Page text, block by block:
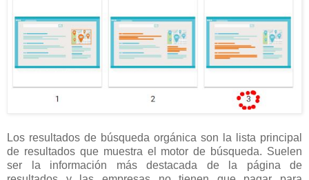
Los resultados de búsqueda orgánica son la lista principal
de resultados que muestra el motor de búsqueda. Suelen
ser la información más destacada de la página de